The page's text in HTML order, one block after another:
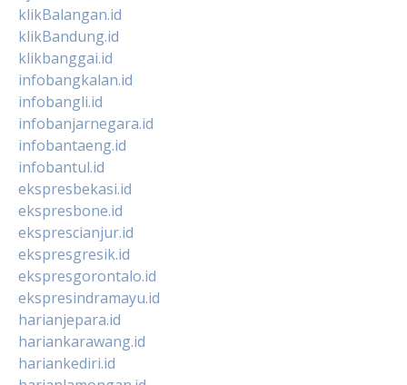
klikBalangan.id
klikBandung.id
klikbanggai.id
infobangkalan.id
infobangli.id
infobanjarnegara.id
infobantaeng.id
infobantul.id
ekspresbekasi.id
ekspresbone.id
eksprescianjur.id
ekspresgresik.id
ekspresgorontalo.id
ekspresindramayu.id
harianjepara.id
hariankarawang.id
hariankediri.id